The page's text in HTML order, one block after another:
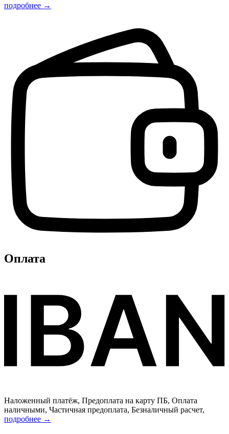
подробнее →
Оплата
Наложенный платёж, Предоплата на карту ПБ, Оплата
наличными, Частичная предоплата, Безналичный расчет,
подробнее →